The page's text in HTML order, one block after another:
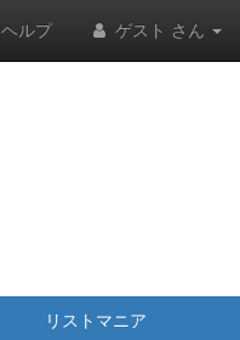
ヘルプ ゲスト さん
リストマニア